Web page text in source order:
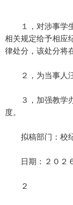
１，对涉事学生
相关规定给予相应
律处分，该处分将
２，为当事人汪
３，加强教学办
度。
拟稿部门：校
日期：２０２６
２